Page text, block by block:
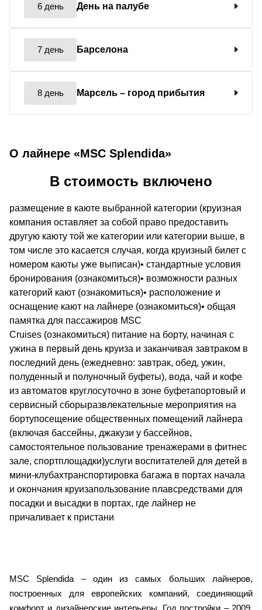
6 день День на палубе
7 день Барселона
8 день Марсель – город прибытия
О лайнере «MSC Splendida»
MSC Splendida – один из самых больших лайнеров,
построенных для европейских компаний, соединяющий
комфорт и дизайнерские интерьеры. Год постройки – 2009,
В стоимость включено
размещение в каюте выбранной категории (круизная
компания оставляет за собой право предоставить
другую каюту той же категории или категории выше, в
том числе это касается случая, когда круизный билет с
номером каюты уже выписан)• стандартные условия
бронирования (ознакомиться)• возможности разных
категорий кают (ознакомиться)• расположение и
оснащение кают на лайнере (ознакомиться)• общая
памятка для пассажиров MSC
Cruises (ознакомиться) питание на борту, начиная с
ужина в первый день круиза и заканчивая завтраком в
последний день (ежедневно: завтрак, обед, ужин,
полуденный и полуночный буфеты), вода, чай и кофе
из автоматов круглосуточно в зоне буфетапортовый и
сервисный сборыразвлекательные мероприятия на
бортупосещение общественных помещений лайнера
(включая бассейны, джакузи у бассейнов,
самостоятельное пользование тренажерами в фитнес
зале, спортплощадки)услуги воспитателей для детей в
мини-клубахтранспортировка багажа в портах начала
и окончания круизапользование плавсредствами для
посадки и высадки в портах, где лайнер не
причаливает к пристани